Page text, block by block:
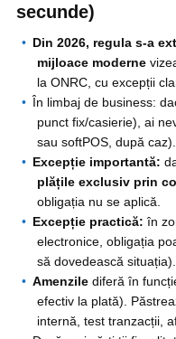
secunde)
Din 2026, regula s-a
mijloace moderne
la ONRC, cu excepții
În limbaj de business:
punct fix/casierie), ai
sau softPOS, după caz).
Excepție importantă:
plățile exclusiv prin
obligația nu se aplică.
Excepție practică: în
electronice, obligația
să dovedească situația).
Amenzile diferă în
efectiv la plată).
internă, test tranzacții,